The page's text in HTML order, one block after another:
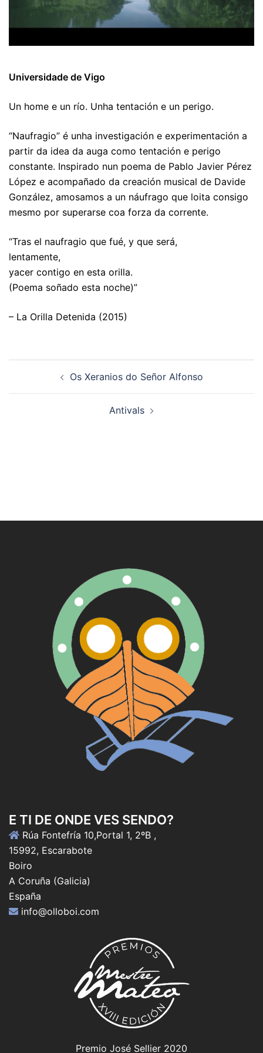
Universidade de Vigo
Un home e un río. Unha tentación e un perigo.
“Naufragio” é unha investigación e experimentación a
partir da idea da auga como tentación e perigo
constante. Inspirado nun poema de Pablo Javier Pérez
López e acompañado da creación musical de Davide
González, amosamos a un náufrago que loita consigo
mesmo por superarse coa forza da corrente.
“Tras el naufragio que fué, y que será,
lentamente,
yacer contigo en esta orilla.
(Poema soñado esta noche)”
– La Orilla Detenida (2015)
Os Xeranios do Señor Alfonso
Antivals
E TI DE ONDE VES SENDO?
Rúa Fontefría 10,Portal 1, 2ºB ,
15992, Escarabote
Boiro
A Coruña (Galicia)
España
info@olloboi.com
Premio José Sellier 2020